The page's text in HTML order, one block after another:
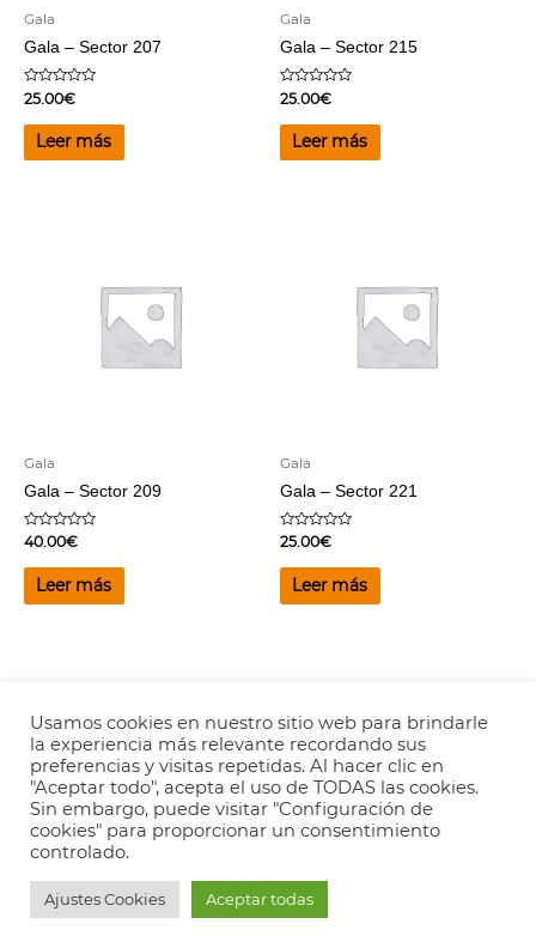
Gala
Gala – Sector 207
Valorado
en
0
25.00€
Leer más
Gala
Gala – Sector 215
Valorado
en
0
25.00€
Leer más
Gala
Gala – Sector 209
Valorado
0
40.00€
Leer más
Gala
Gala – Sector 221
Valorado
0
25.00€
Leer más
Copyright © 2026 Valencia es Ritmica-Aviso legal-
Privacidad
Usamos cookies en nuestro sitio web para brindarle
la experiencia más relevante recordando sus
preferencias y visitas repetidas. Al hacer clic en
"Aceptar todo", acepta el uso de TODAS las cookies.
Sin embargo, puede visitar "Configuración de
cookies" para proporcionar un consentimiento
controlado.
Ajustes Cookies Aceptar todas